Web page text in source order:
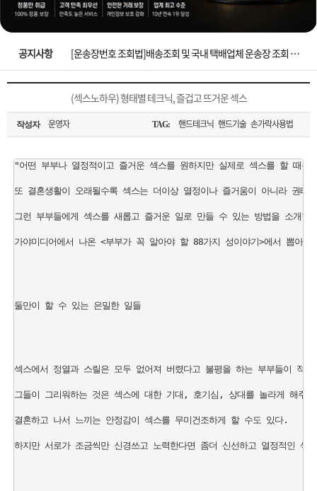
니
워
맨
은?
제
품
구
매
은
꼴
사
섹
스
노
우
고
객
터
마
페
문
공지사항
[2026구정 연휴]설 연휴 배송 및 휴무 안내
[운송장번호 조회법]배송조회 및 국내 택배업체 운송장 조회 하는법
[ios앱 오픈]아이폰 고객 앱설치 가능합니다.
[무인택배함 이용 안내] 집 밖에 주소로 택배 받기
입금확인이 안되는 상황을 대비해 꼭 입금후 고객센터 연락바랍니다.
[2026구정 연휴]설 연휴 배송 및 휴무 안내
(섹스노하우) 형태별 테크닉, 즐겁고 뜨거운 섹스
작성자 운영자 TAG: 핸드테크닉 핸드기술 손가락사용법
"어떤 부부나 열정적이고 즐거운 섹스를 원하지만 실제로 섹스를 할 때
또 결혼생활이 오래될수록 섹스는 더이상 열정이나 즐거움이 아니라 권태
그런 부부들에게 섹스를 새롭고 즐거운 일로 만들 수 있는 방법을 소개
가야미디어에서 나온 <부부가 꼭 알아야 할 88가지 성이야기>에서 뽑아냈
둘만이 할 수 있는 은밀한 일들
섹스에서 정열과 스릴은 모두 없어져 버렸다고 불평을 하는 부부들이 적
그들이 그리워하는 것은 섹스에 대한 기대, 호기심, 상대를 놀라게 해주
결혼하고 나서 느끼는 안정감이 섹스를 무미건조하게 할 수도 있다.
하지만 서로가 조금씩만 신경쓰고 노력한다면 좀더 신선하고 열정적인 섹